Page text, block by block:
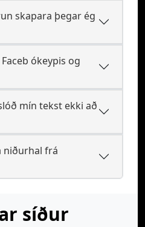
skapara þegar ég
ókeypis og
mín tekst ekki að
niðurhal frá
síður